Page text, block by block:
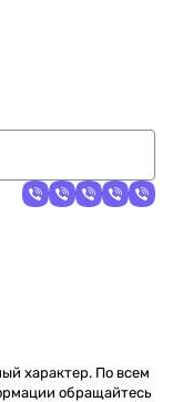
характер. По всем
обращайтесь